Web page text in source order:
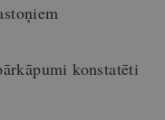
konstatēti